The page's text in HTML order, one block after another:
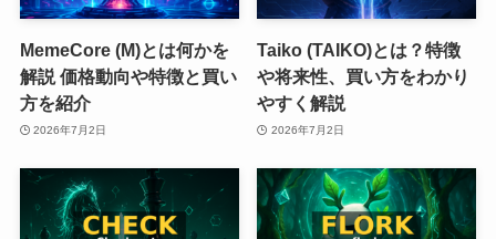
MemeCore (M)とは何かを
解説 価格動向や特徴と買い
方を紹介
2026年7月2日
Taiko (TAIKO)とは？特徴
や将来性、買い方をわかり
やすく解説
2026年7月2日